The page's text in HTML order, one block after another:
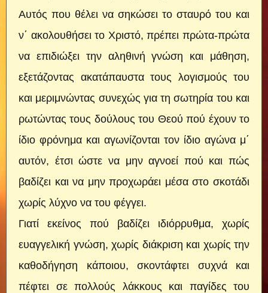
Αυτός που θέλει να σηκώσει το σταυρό του και
ν΄ ακολουθήσει το Χριστό, πρέπει πρώτα-πρώτα
να επιδιώξει την αληθινή γνώση και μάθηση,
εξετάζοντας ακατάπαυστα τους λογισμούς του
και μεριμνώντας συνεχώς για τη σωτηρία του και
ρωτώντας τους δούλους του Θεού πού έχουν το
ίδιο φρόνημα και αγωνίζονται τον ίδιο αγώνα μ΄
αυτόν, έτσι ώστε να μην αγνοεί πού και πώς
βαδίζει και να μην προχωράει μέσα στο σκοτάδι
χωρίς λύχνο να του φέγγει.
Γιατί εκείνος πού βαδίζει ιδιόρρυθμα, χωρίς
ευαγγελική γνώση, χωρίς διάκριση και χωρίς την
καθοδήγηση κάποιου, σκοντάφτει συχνά και
πέφτει σε πολλούς λάκκους και παγίδες του